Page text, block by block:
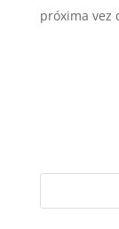
próxima vez